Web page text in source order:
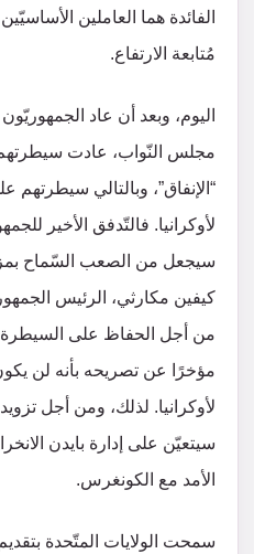
الفائدة هما العاملين
مُتابعة الارتفاع.
اليوم، وبعد أن عاد
مجلس النّواب، عادت
“الإنفاق”، وبالتالي سيطرتهم
لأوكرانيا. فالتّدفق الأخير
سيجعل من الصعب السّماح
كيفين مكارثي، الرئيس
من أجل الحفاظ على
مؤخرًا عن تصريحه بأنه لن
لأوكرانيا. لذلك، ومن أجل تزويد
سيتعيّن على إدارة بايدن
الأمد مع الكونغرس.